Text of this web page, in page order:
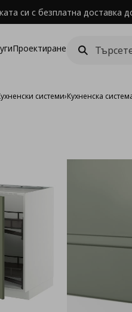
си с безплатна доставка
Проектиране
системи›Кухненска